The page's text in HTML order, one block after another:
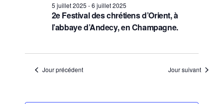
2e Festival des chrétiens d’Orient, à
l’abbaye d’Andecy, en Champagne.
5 juillet 2025 -6 juillet 2025
Jour précédent Jour suivant